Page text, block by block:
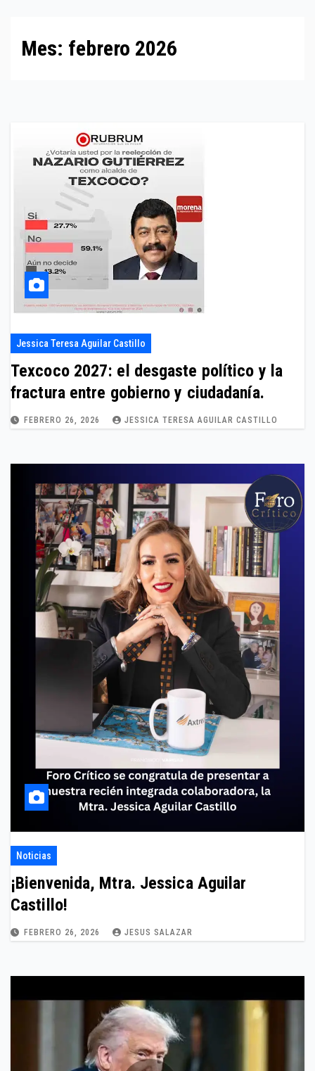
Mes: febrero 2026
Jessica Teresa Aguilar Castillo
Texcoco 2027: el desgaste político y la
fractura entre gobierno y ciudadanía.
FEBRERO 26, 2026 JESSICA TERESA AGUILAR CASTILLO
Noticias
¡Bienvenida, Mtra. Jessica Aguilar
Castillo!
FEBRERO 26, 2026 JESUS SALAZAR